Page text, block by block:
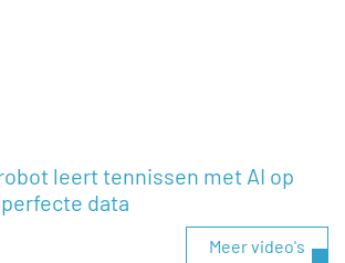
leert tennissen met AI op
data
Meer video's